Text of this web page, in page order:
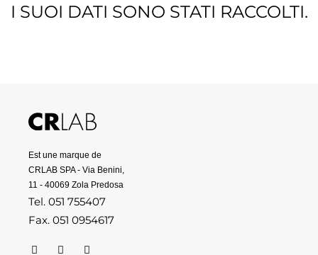
I SUOI DATI SONO STATI RACCOLTI.
Est une marque de
CRLAB SPA - Via Benini,
11 - 40069 Zola Predosa
Tel. 051 755407
Fax. 051 0954617